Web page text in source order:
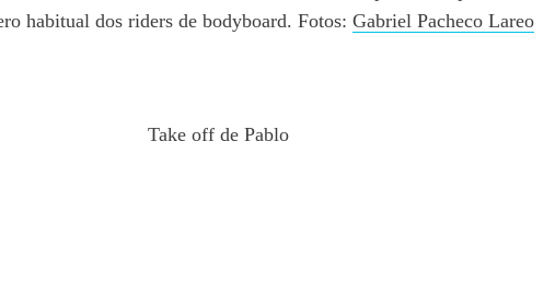
habitual dos riders de bodyboard. Fotos: Gabriel Pacheco Lareo
Take off de Pablo